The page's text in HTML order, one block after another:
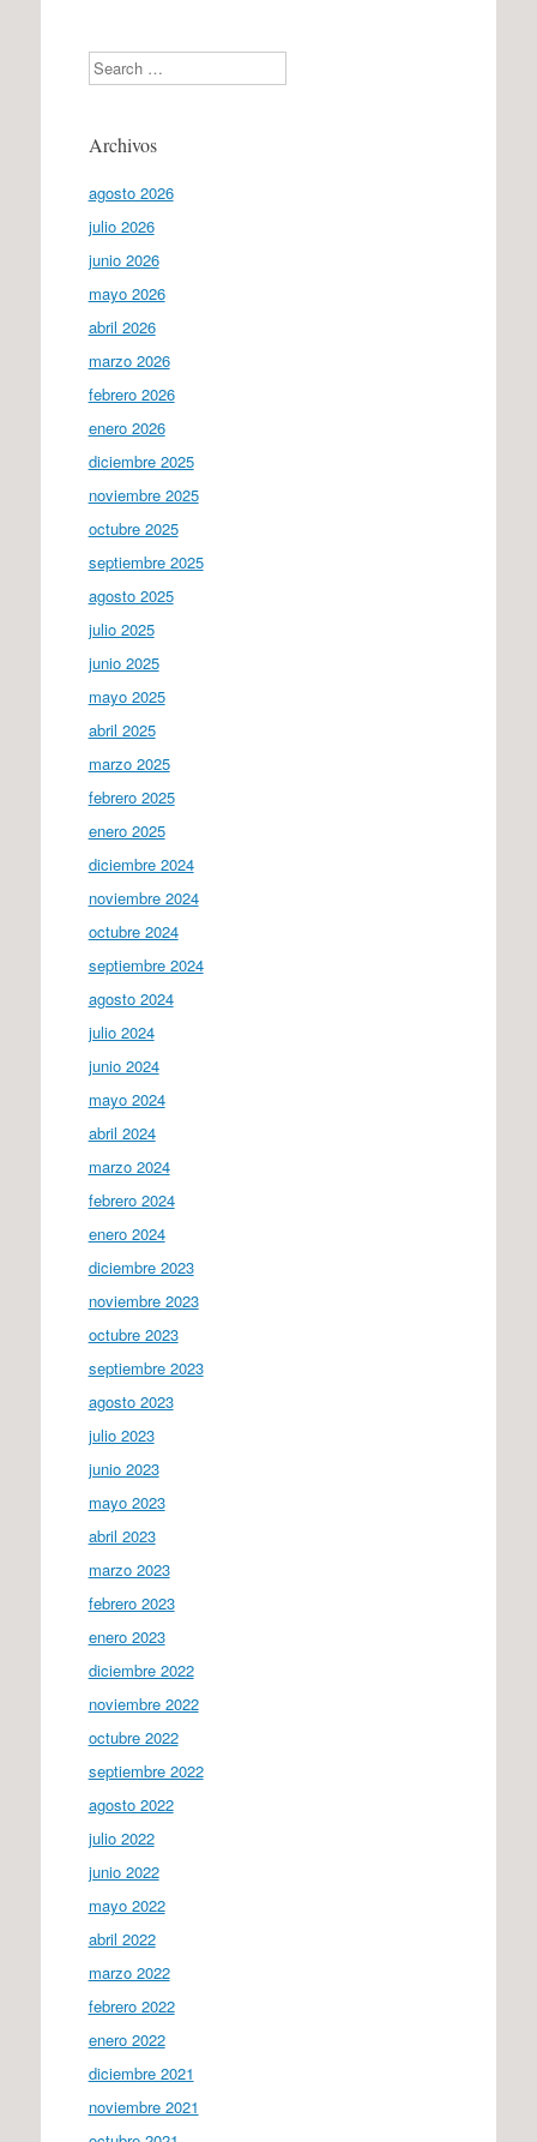
Search
Archivos
agosto 2026
julio 2026
junio 2026
mayo 2026
abril 2026
marzo 2026
febrero 2026
enero 2026
diciembre 2025
noviembre 2025
octubre 2025
septiembre 2025
agosto 2025
julio 2025
junio 2025
mayo 2025
abril 2025
marzo 2025
febrero 2025
enero 2025
diciembre 2024
noviembre 2024
octubre 2024
septiembre 2024
agosto 2024
julio 2024
junio 2024
mayo 2024
abril 2024
marzo 2024
febrero 2024
enero 2024
diciembre 2023
noviembre 2023
octubre 2023
septiembre 2023
agosto 2023
julio 2023
junio 2023
mayo 2023
abril 2023
marzo 2023
febrero 2023
enero 2023
diciembre 2022
noviembre 2022
octubre 2022
septiembre 2022
agosto 2022
julio 2022
junio 2022
mayo 2022
abril 2022
marzo 2022
febrero 2022
enero 2022
diciembre 2021
noviembre 2021